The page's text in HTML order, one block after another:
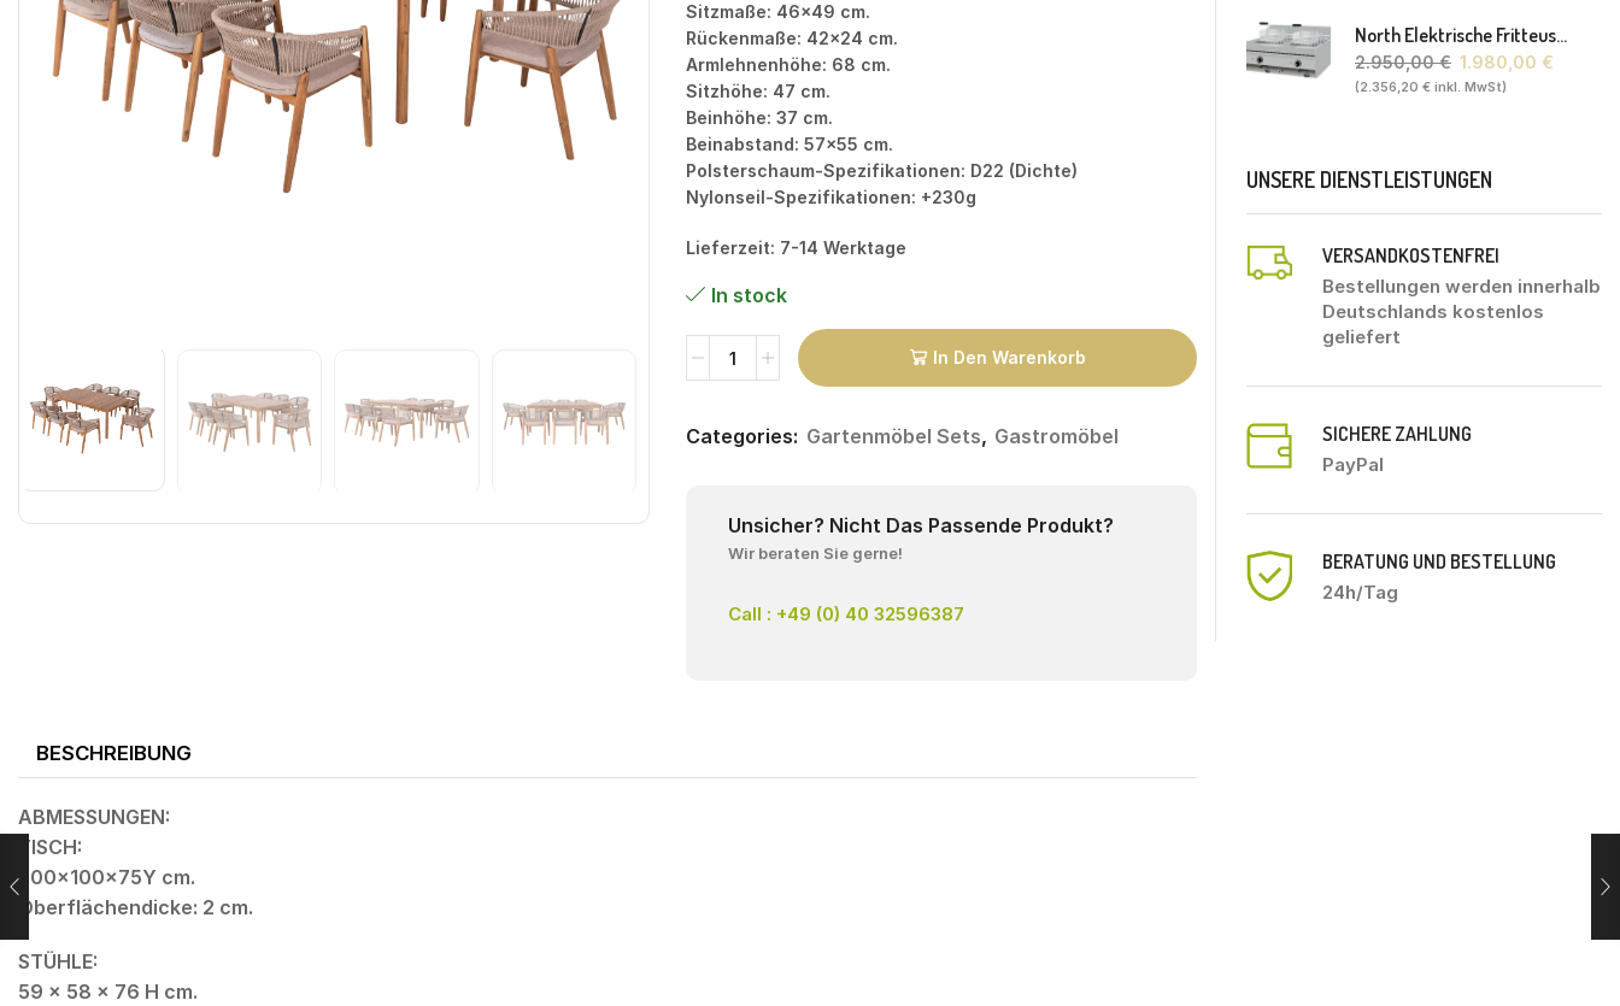
Sitzmaße: 46×49 cm.
Rückenmaße: 42×24 cm.
Armlehnenhöhe: 68 cm.
Sitzhöhe: 47 cm.
Beinhöhe: 37 cm.
Beinabstand: 57×55 cm.
Polsterschaum-Spezifikationen: D22 (Dichte)
Nylonseil-Spezifikationen: +230g
Lieferzeit: 7-14 Werktage
In stock
In Den Warenkorb
Categories: Gartenmöbel Sets, Gastromöbel
Unsicher? Nicht Das Passende Produkt?
Wir beraten Sie gerne!
Call : +49 (0) 40 32596387
BESCHREIBUNG
ABMESSUNGEN:
TISCH:
200x100x75Y cm.
Oberflächendicke: 2 cm.
STÜHLE:
59 x 58 x 76 H cm.
North Elektrische Fritteuse FL20. 80 X 70 X 30(46) Cm
2.950,00€ 1.980,00 €
(2.356,20 € inkl. MwSt)
UNSERE DIENSTLEISTUNGEN
VERSANDKOSTENFREI
Bestellungen werden innerhalb
Deutschlands kostenlos
geliefert
SICHERE ZAHLUNG
PayPal
BERATUNG UND BESTELLUNG
24h/Tag